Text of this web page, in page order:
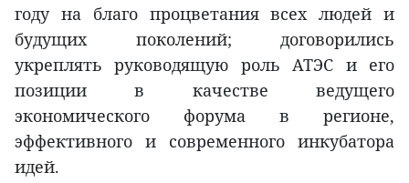
году на благо процветания всех людей и
будущих поколений; договорились
укреплять руководящую роль АТЭС и его
позиции в качестве ведущего
экономического форума в регионе,
эффективного и современного инкубатора
идей.